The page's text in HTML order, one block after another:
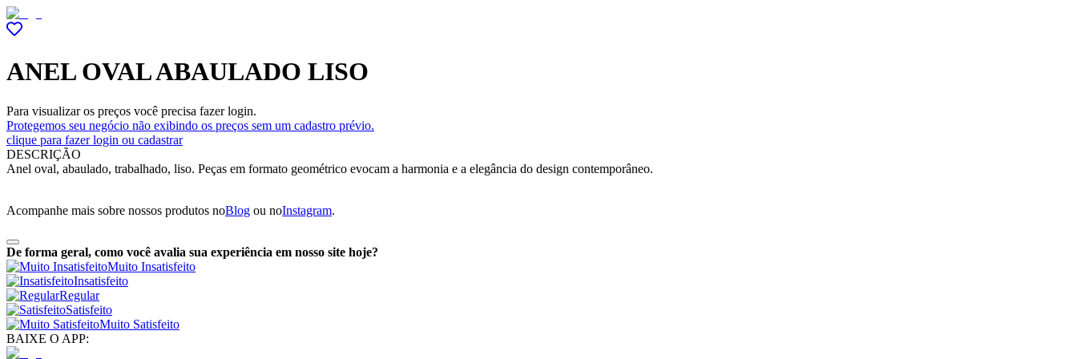
ANEL OVAL ABAULADO LISO
Para visualizar os preços você precisa fazer login.
Protegemos seu negócio não exibindo os preços sem um cadastro prévio.
clique para fazer login ou cadastrar
DESCRIÇÃO
Anel oval, abaulado, trabalhado, liso. Peças em formato geométrico evocam a harmonia e a elegância do design contemporâneo.
Acompanhe mais sobre nossos produtos noBlog ou noInstagram.
De forma geral, como você avalia sua experiência em nosso site hoje?
Muito Insatisfeito
Insatisfeito
Regular
Satisfeito
Muito Satisfeito
BAIXE O APP: